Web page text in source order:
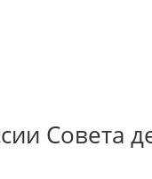
Совета